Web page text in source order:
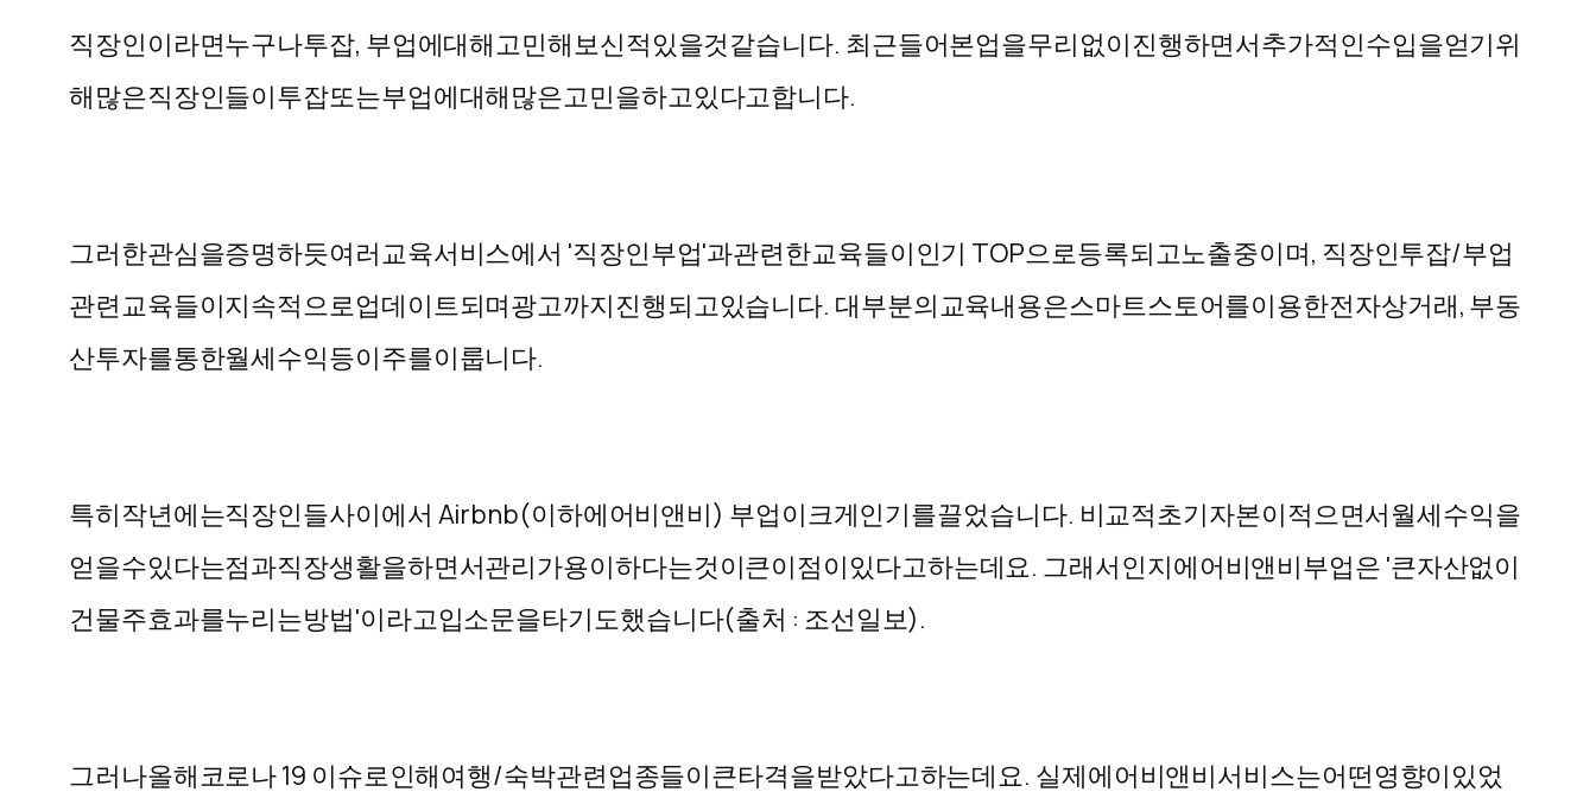
직장인이라면누구나투잡, 부업에대해고민해보신적있을것같습니다. 최근들어본업을무리없이진행하면서추가적인수입을얻기위
해많은직장인들이투잡또는부업에대해많은고민을하고있다고합니다.
그러한관심을증명하듯여러교육서비스에서 '직장인부업'과관련한교육들이인기 TOP으로등록되고노출중이며, 직장인투잡/부업
관련교육들이지속적으로업데이트되며광고까지진행되고있습니다. 대부분의교육내용은스마트스토어를이용한전자상거래, 부동
산투자를통한월세수익등이주를이룹니다.
특히작년에는직장인들사이에서 Airbnb(이하에어비앤비) 부업이크게인기를끌었습니다. 비교적초기자본이적으면서월세수익을
얻을수있다는점과직장생활을하면서관리가용이하다는것이큰이점이있다고하는데요. 그래서인지에어비앤비부업은 '큰자산없이
건물주효과를누리는방법'이라고입소문을타기도했습니다(출처 : 조선일보).
그러나올해코로나19 이슈로인해여행/숙박관련업종들이큰타격을받았다고하는데요. 실제에어비앤비서비스는어떤영향이있었